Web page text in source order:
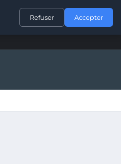
CONTACT
Refuser Accepter